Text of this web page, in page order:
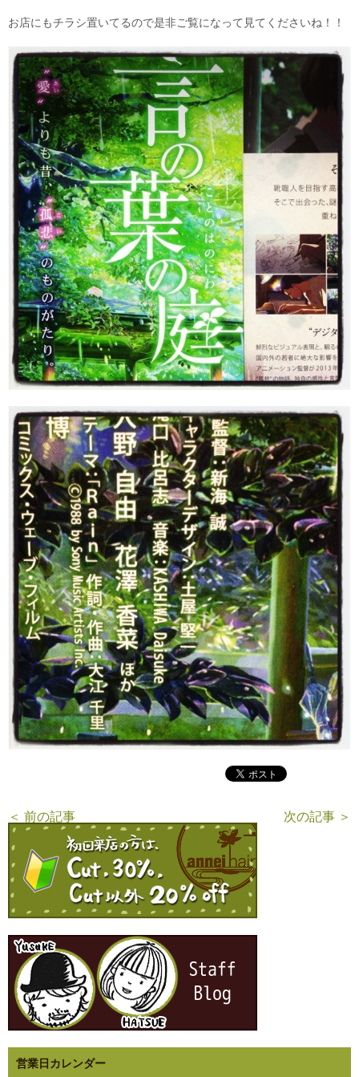
お店にもチラシ置いてるので是非ご覧になって見てくださいね！！
＜ 前の記事 次の記事 ＞
営業日カレンダー